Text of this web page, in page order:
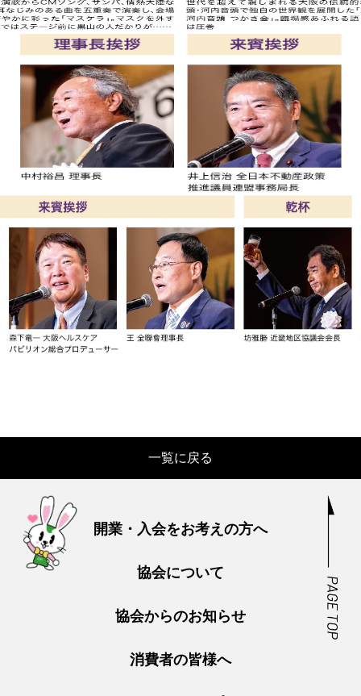
一覧に戻る
開業・入会をお考えの方へ
協会について
協会からのお知らせ
消費者の皆様へ